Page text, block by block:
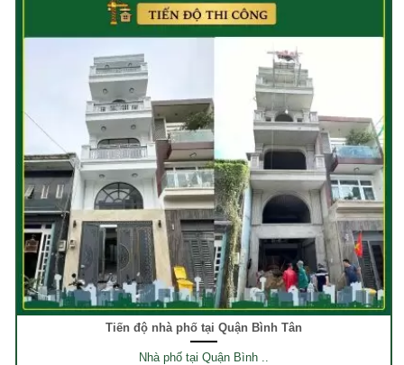
Tiến độ nhà phố tại Quận Bình Tân
Nhà phố tại Quận Bình ..